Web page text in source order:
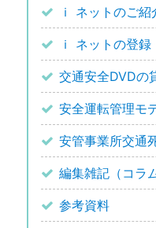
ｉ ネットのご紹
ｉ ネットの登録
交通安全DVDの
安全運転管理モ
安管事業所交通
編集雑記（コラム
参考資料